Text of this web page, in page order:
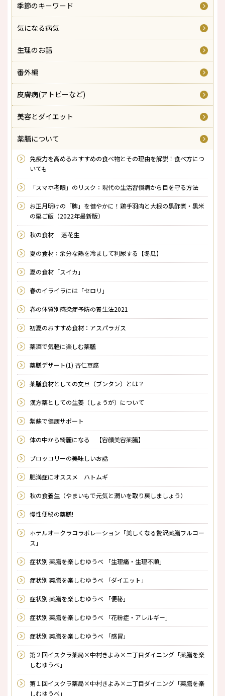
季節のキーワード
気になる病気
生理のお話
番外編
皮膚病(アトピーなど)
美容とダイエット
薬膳について
免疫力を高めるおすすめの食べ物とその理由を解説！食べ方につ
いても
「スマホ老眼」のリスク：現代の生活習慣病から目を守る方法
お正月明けの「脾」を健やかに！鶏手羽肉と大根の黒酢煮・黒米
の栗ご飯（2022年最新版）
秋の食材 落花生
夏の食材：余分な熱を冷まして利尿する【冬瓜】
夏の食材「スイカ」
春のイライラには「セロリ」
春の体質別感染症予防の養生法2021
初夏のおすすめ食材：アスパラガス
薬酒で気軽に楽しむ薬膳
薬膳デザート(1) 杏仁豆腐
薬膳食材としての文旦（ブンタン）とは？
漢方薬としての生姜（しょうが）について
紫蘇で健康サポート
体の中から綺麗になる 【容顔美容薬膳】
ブロッコリーの美味しいお話
肥満症にオススメ ハトムギ
秋の食養生（やまいもで元気と潤いを取り戻しましょう）
慢性便秘の薬膳!
ホテルオークラコラボレーション「美しくなる贅沢薬膳フルコー
ス」
症状別 薬膳を楽しむゆうべ 「生理痛・生理不順」
症状別 薬膳を楽しむゆうべ 「ダイエット」
症状別 薬膳を楽しむゆうべ 「便秘」
症状別 薬膳を楽しむゆうべ 「花粉症・アレルギー」
症状別 薬膳を楽しむゆうべ 「感冒」
第２回イスクラ薬局×中村きよみ×二丁目ダイニング「薬膳を楽
しむゆうべ」
第１回イスクラ薬局×中村きよみ×二丁目ダイニング「薬膳を楽
しむゆうべ」